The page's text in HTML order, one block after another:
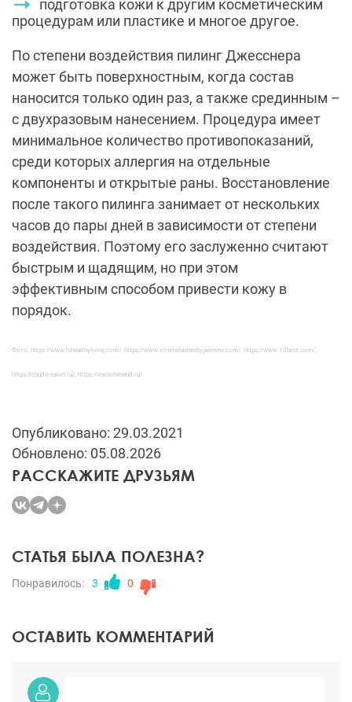
подготовка кожи к другим косметическим
процедурам или пластике и многое другое.
По степени воздействия пилинг Джесснера
может быть поверхностным, когда состав
наносится только один раз, а также срединным –
с двухразовым нанесением. Процедура имеет
минимальное количество противопоказаний,
среди которых аллергия на отдельные
компоненты и открытые раны. Восстановление
после такого пилинга занимает от нескольких
часов до пары дней в зависимости от степени
воздействия. Поэтому его заслуженно считают
быстрым и щадящим, но при этом
эффективным способом привести кожу в
порядок.
Фото: https://www.hihealthyliving.com/, https://www.xtremelashesbyjasmine.com/, https://www.10best.com/,
https://chudo-salon.ru/, https://irecommend.ru/
Опубликовано: 29.03.2021
Обновлено: 05.08.2026
РАССКАЖИТЕ ДРУЗЬЯМ
СТАТЬЯ БЫЛА ПОЛЕЗНА?
Понравилось: 3 0
ОСТАВИТЬ КОММЕНТАРИЙ